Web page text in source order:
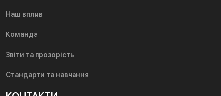
Наш вплив
Команда
Звіти та прозорість
Стандарти та навчання